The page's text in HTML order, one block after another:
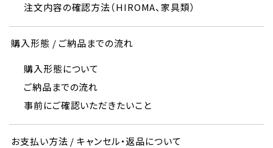
注文内容の確認方法（HIROMA、家具類）
購入形態 / ご納品までの流れ
購入形態について
ご納品までの流れ
事前にご確認いただきたいこと
お支払い方法 / キャンセル・返品について